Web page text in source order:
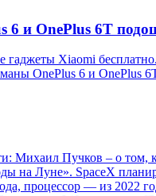
6 и OnePlus 6T
гаджеты Xiaomi
OnePlus 6 и OnePlus
Михаил Пучков – о том,
на Луне». SpaceX
процессор — из 2022